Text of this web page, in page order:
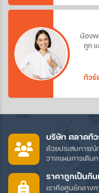
น้องพ
ถูก แ
ทัวร์
บริษัท ตลาดทั
ด้วยประสบการณ์
วางแผนการเดิน
ราคาถูกเป็นกัน
เราคือศูนย์กลาง